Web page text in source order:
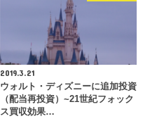
2019.3.21
ウォルト・ディズニーに追加投資
（配当再投資）~21世紀フォック
ス買収効果…